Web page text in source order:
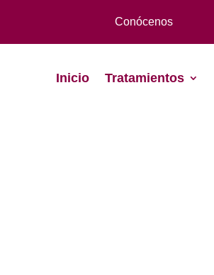
Conócenos
Inicio Tratamientos